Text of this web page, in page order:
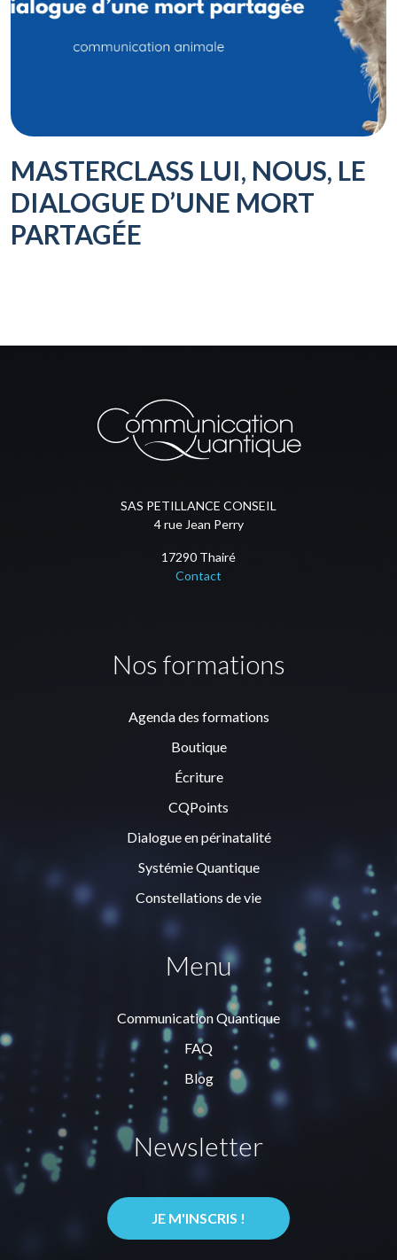
MASTERCLASS LUI, NOUS, LE
DIALOGUE D’UNE MORT
PARTAGÉE
SAS PETILLANCE CONSEIL
4 rue Jean Perry
17290 Thairé
Contact
Nos formations
Agenda des formations
Boutique
Écriture
CQPoints
Dialogue en périnatalité
Systémie Quantique
Constellations de vie
Menu
Communication Quantique
FAQ
Blog
Newsletter
JE M'INSCRIS !